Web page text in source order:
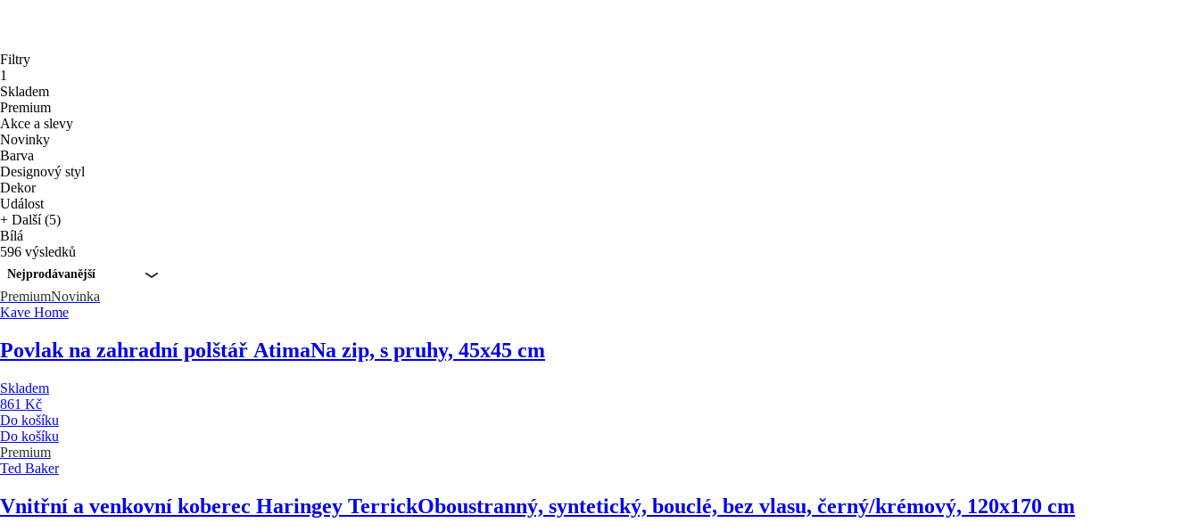
Filtry
1
Skladem
Premium
Akce a slevy
Novinky
Barva
Designový styl
Dekor
Událost
+ Další (5)
Bílá
596 výsledků
Nejprodávanější
PremiumNovinka
Kave Home
Povlak na zahradní polštář AtimaNa zip, s pruhy, 45x45 cm
Skladem
861 Kč
Do košíku
Do košíku
Premium
Ted Baker
Vnitřní a venkovní koberec Haringey TerrickOboustranný, syntetický, bouclé, bez vlasu, černý/krémový, 120x170 cm